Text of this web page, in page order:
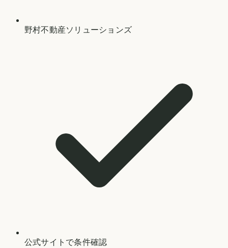
野村不動産ソリューションズ
公式サイトで条件確認